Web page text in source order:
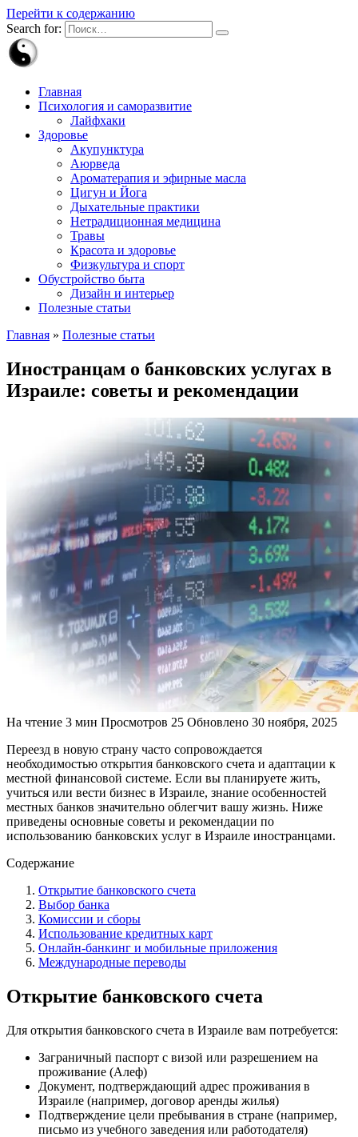
Перейти к содержанию
Search for:
Главная
Психология и саморазвитие
Лайфхаки
Здоровье
Акупунктура
Аюрведа
Ароматерапия и эфирные масла
Цигун и Йога
Дыхательные практики
Нетрадиционная медицина
Травы
Красота и здоровье
Физкультура и спорт
Обустройство быта
Дизайн и интерьер
Полезные статьи
Главная » Полезные статьи
Иностранцам о банковских услугах в
Израиле: советы и рекомендации
На чтение 3 мин Просмотров 25 Обновлено 30 ноября, 2025
Переезд в новую страну часто сопровождается
необходимостью открытия банковского счета и адаптации к
местной финансовой системе. Если вы планируете жить,
учиться или вести бизнес в Израиле, знание особенностей
местных банков значительно облегчит вашу жизнь. Ниже
приведены основные советы и рекомендации по
использованию банковских услуг в Израиле иностранцами.
Содержание
Открытие банковского счета
Выбор банка
Комиссии и сборы
Использование кредитных карт
Онлайн-банкинг и мобильные приложения
Международные переводы
Открытие банковского счета
Для открытия банковского счета в Израиле вам потребуется:
Заграничный паспорт с визой или разрешением на
проживание (Алеф)
Документ, подтверждающий адрес проживания в
Израиле (например, договор аренды жилья)
Подтверждение цели пребывания в стране (например,
письмо из учебного заведения или работодателя)